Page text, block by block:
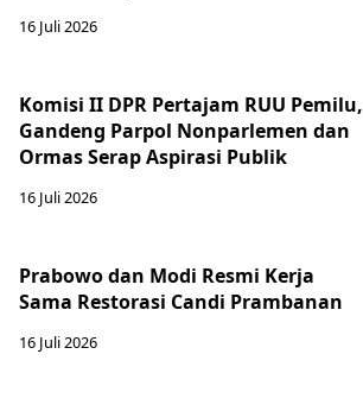
16 Juli 2026
Komisi II DPR Pertajam RUU Pemilu,
Gandeng Parpol Nonparlemen dan
Ormas Serap Aspirasi Publik
16 Juli 2026
Prabowo dan Modi Resmi Kerja
Sama Restorasi Candi Prambanan
16 Juli 2026